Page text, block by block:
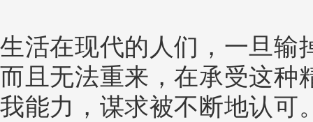
生活在现代的人们，一旦输
而且无法重来，在承受这种
我能力，谋求被不断地认可